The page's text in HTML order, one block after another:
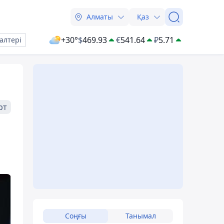
Алматы Қаз
+30°$469.93 €541.64 ₽5.71
Соңғы Танымал